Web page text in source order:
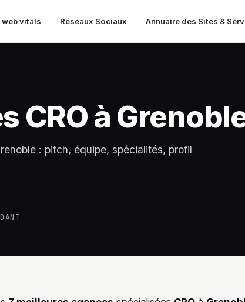
vitals Réseaux Sociaux Annuaire des Sites &
CRO à
: pitch, équipe, spécialités, profil